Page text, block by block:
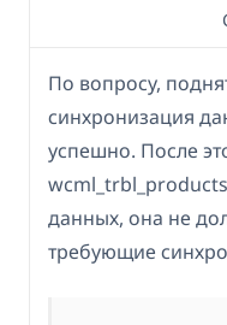
По вопросу,
синхронизация
успешно. После
данных, она не
требующие